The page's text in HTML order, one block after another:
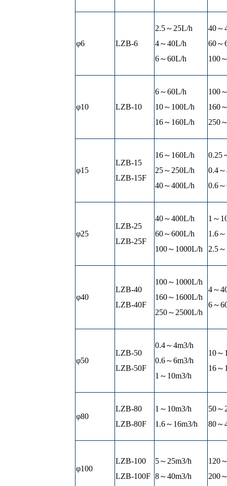
φ6 LZB-6
2.5～25L/h
4～40L/h
6～60L/h
40～
60～
100
φ10 LZB-10
6～60L/h
10～100L/h
16～160L/h
100
160
250
φ15
LZB-15
LZB-15F
16～160L/h
25～250L/h
40～400L/h
0.25
0.4
0.6
φ25
LZB-25
LZB-25F
40～400L/h
60～600L/h
100～1000L/h
1～
1.6
2.5
φ40
LZB-40
LZB-40F
100～1000L/h
160～1600L/h
250～2500L/h
4～
6～
φ50
LZB-50
LZB-50F
0.4～4m3/h
0.6～6m3/h
1～10m3/h
10～
16～
φ80
LZB-80
LZB-80F
1～10m3/h
1.6～16m3/h
50～
80～
φ100
LZB-100
LZB-100F
5～25m3/h
8～40m3/h
120
200